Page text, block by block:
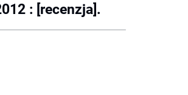
: [recenzja].